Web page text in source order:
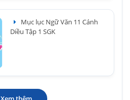
Mục lục Ngữ Văn 11 Cánh
Diều Tập 1 SGK